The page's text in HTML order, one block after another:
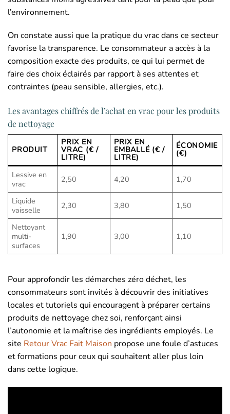
l’environnement.
On constate aussi que la pratique du vrac dans ce secteur
favorise la transparence. Le consommateur a accès à la
composition exacte des produits, ce qui lui permet de
faire des choix éclairés par rapport à ses attentes et
contraintes (peau sensible, allergies, etc.).
Les avantages chiffrés de l’achat en vrac pour les produits
de nettoyage
PRODUIT
PRIX EN
VRAC (€ /
LITRE)
PRIX EN
EMBALLÉ (€ /
LITRE)
ÉCONOMIE
(€)
Lessive en
vrac
2,50 4,20 1,70
Liquide
vaisselle
2,30 3,80 1,50
Nettoyant
multi-
surfaces
1,90 3,00 1,10
Pour approfondir les démarches zéro déchet, les
consommateurs sont invités à découvrir des initiatives
locales et tutoriels qui encouragent à préparer certains
produits de nettoyage chez soi, renforçant ainsi
l’autonomie et la maîtrise des ingrédients employés. Le
site Retour Vrac Fait Maison propose une foule d’astuces
et formations pour ceux qui souhaitent aller plus loin
dans cette logique.